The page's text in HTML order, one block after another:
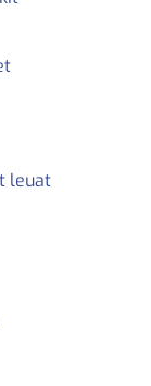
leuat